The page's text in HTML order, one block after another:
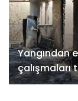
Yangından
çalışmaları